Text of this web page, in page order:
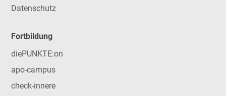
Datenschutz
Fortbildung
diePUNKTE:on
apo-campus
check-innere